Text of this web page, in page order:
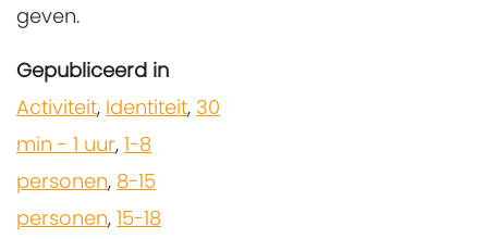
geven.
Gepubliceerd in
Activiteit, Identiteit, 30
min - 1 uur, 1-8
personen, 8-15
personen, 15-18